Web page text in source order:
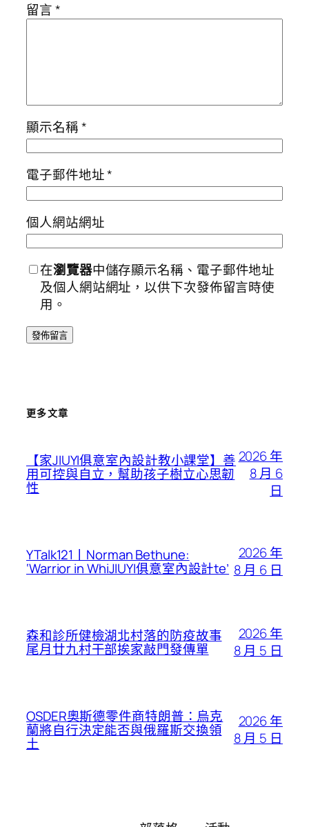
留言*
顯示名稱*
電子郵件地址*
個人網站網址
在瀏覽器中儲存顯示名稱、電子郵件地址
及個人網站網址，以供下次發佈留言時使
用。
更多文章
【家JIUYI俱意室內設計教小課堂】善
用可控與自立，幫助孩子樹立心思韌
性
2026 年
8 月 6
日
YTalk121丨Norman Bethune:
‘Warrior in WhiJIUYI俱意室內設計te’
2026 年
8 月 6 日
森和診所健檢湖北村落的防疫故事
尾月廿九村干部挨家敲門發傳單
2026 年
8 月 5 日
OSDER奧斯德零件商特朗普：烏克
蘭將自行決定能否與俄羅斯交換領
土
2026 年
8 月 5 日